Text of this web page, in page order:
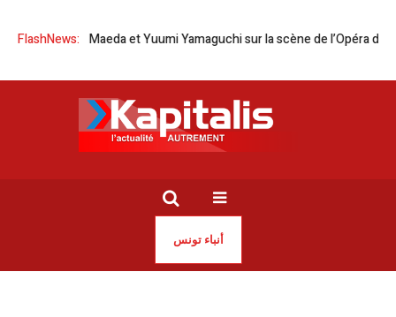
FlashNews:
Maeda et Yuumi Yamaguchi sur la scène de l’Opéra de Tunis
أنباء تونس